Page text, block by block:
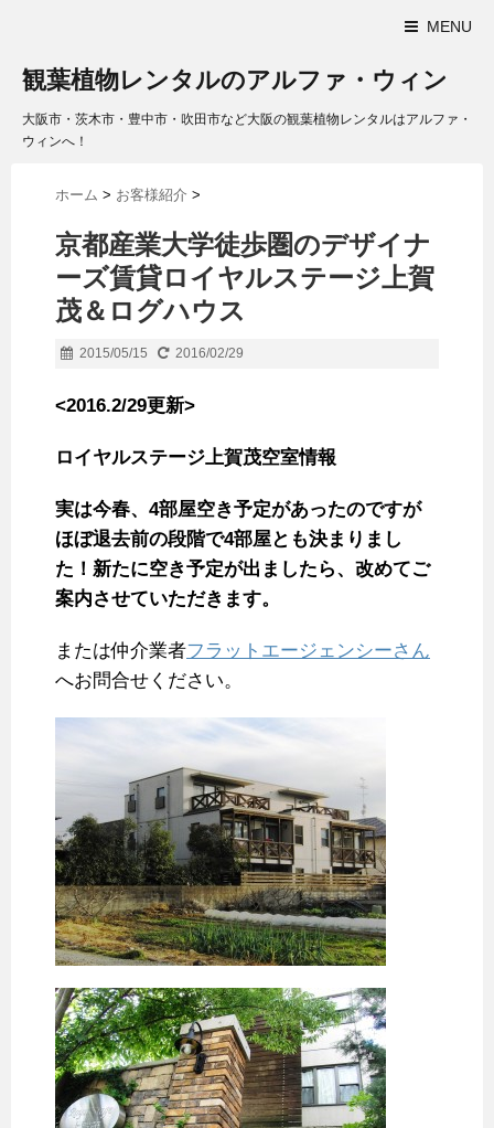
MENU
観葉植物レンタルのアルファ・ウィン
大阪市・茨木市・豊中市・吹田市など大阪の観葉植物レンタルはアルファ・
ウィンへ！
ホーム > お客様紹介 >
京都産業大学徒歩圏のデザイナ
ーズ賃貸ロイヤルステージ上賀
茂＆ログハウス
2015/05/15 2016/02/29
<2016.2/29更新>
ロイヤルステージ上賀茂空室情報
実は今春、4部屋空き予定があったのですが
ほぼ退去前の段階で4部屋とも決まりまし
た！新たに空き予定が出ましたら、改めてご
案内させていただきます。
または仲介業者フラットエージェンシーさん
へお問合せください。